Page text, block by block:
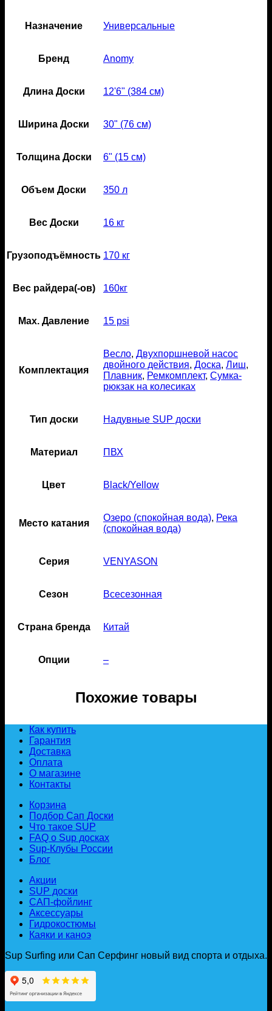
Назначение Универсальные
Бренд Anomy
Длина Доски 12'6" (384 см)
Ширина Доски 30" (76 см)
Толщина Доски 6" (15 см)
Объем Доски 350 л
Вес Доски 16 кг
Грузоподъёмность 170 кг
Вес райдера(-ов) 160кг
Мах. Давление 15 psi
Комплектация
Весло, Двухпоршневой насос
двойного действия, Доска, Лиш,
Плавник, Ремкомплект, Сумка-
рюкзак на колесиках
Тип доски Надувные SUP доски
Материал ПВХ
Цвет Black/Yellow
Место катания
Озеро (спокойная вода), Река
(спокойная вода)
Серия VENYASON
Сезон Всесезонная
Страна бренда Китай
Опции –
Похожие товары
Как купить
Гарантия
Доставка
Оплата
О магазине
Контакты
Корзина
Подбор Сап Доски
Что такое SUP
FAQ о Sup досках
Sup-Клубы России
Блог
Акции
SUP доски
САП-фойлинг
Аксессуары
Гидрокостюмы
Каяки и каноэ
Sup Surfing или Сап Серфинг новый вид спорта и отдыха.